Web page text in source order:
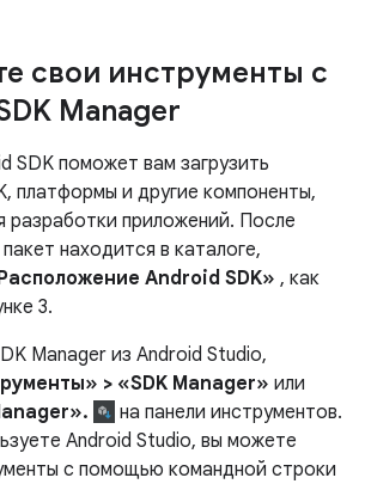
свои инструменты с
Manager
SDK поможет вам загрузить
платформы и другие компоненты,
разработки приложений. После
находится в каталоге,
Android SDK» , как
3.
Manager из Android Studio,
> «SDK Manager» или
на панели инструментов.
Android Studio, вы можете
с помощью командной строки